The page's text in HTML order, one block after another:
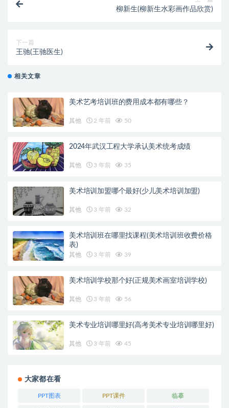
柳新生(柳新生水彩画作品欣赏)
下一篇
王驰(王驰医生)
相关文章
美术艺考培训班的费用成本都有哪些？
其他 2 年前 50
2024年武汉工程大学承认美术统考成绩
其他 3 年前 35
美术培训加盟哪个最好(少儿美术培训加盟)
其他 3 年前 32
美术培训班在哪里找课程(美术培训班收费价格
表)
其他 3 年前 39
美术培训学校那个好(正规美术画室培训学校)
其他 3 年前 56
美术专业培训哪里好(高考美术专业培训哪里好)
其他 3 年前 45
大家都在看
PPT图表 PPT课件 临摹